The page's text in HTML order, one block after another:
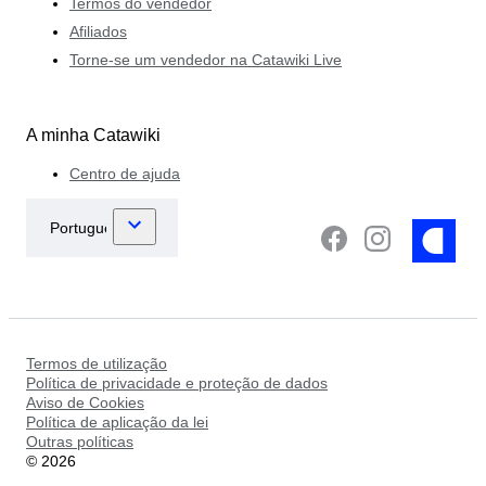
distinta no mundo da joalharia.
Afiliados
Torne-se um vendedor na Catawiki Live
A minha Catawiki
Centro de ajuda
Termos de utilização
Política de privacidade e proteção de dados
Aviso de Cookies
Política de aplicação da lei
Outras políticas
© 2026